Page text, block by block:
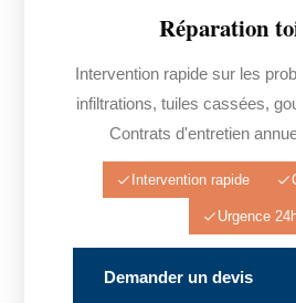
Réparation
Intervention rapide sur les
infiltrations, tuiles cassées,
Contrats d'entretien
Intervention rapide
Urgence
Demander un devis